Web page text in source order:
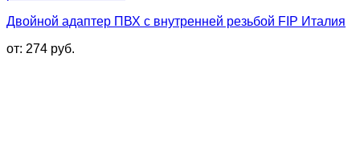
Двойной адаптер ПВХ с внутренней резьбой FIP Италия
от: 274 руб.